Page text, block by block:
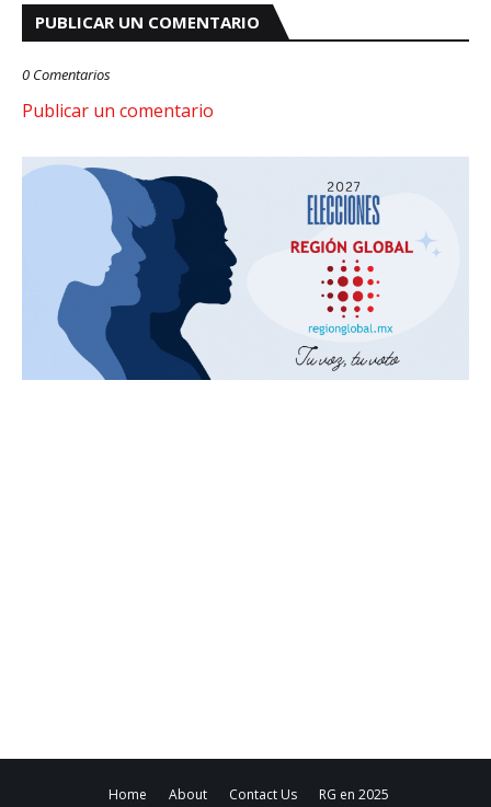
PUBLICAR UN COMENTARIO
0 Comentarios
Publicar un comentario
Home About Contact Us RG en 2025